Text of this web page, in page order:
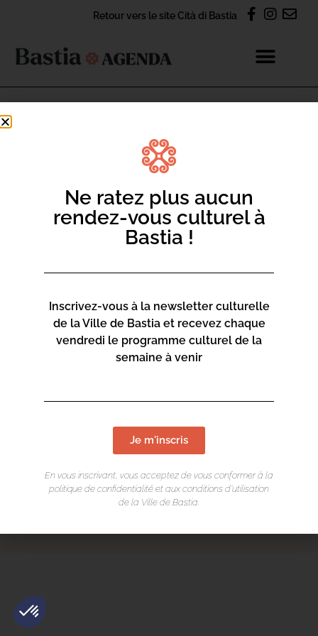
Retour vers le site Cità di Bastia
Centre Social François
Marchetti
> LIEUX & INFOS
INFOS PRATIQUES
CONTACT
Ne ratez plus aucun
rendez-vous culturel à
Bastia !
Inscrivez-vous à la newsletter culturelle
de la Ville de Bastia et recevez chaque
vendredi le programme culturel de la
semaine à venir
Je m'inscris
En vous inscrivant, vous acceptez de vous conformer à la
politique de confidentialité et aux conditions d’utilisation
de la Ville de Bastia.